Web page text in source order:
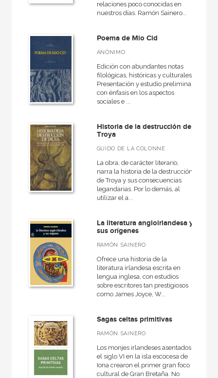
relaciones poco conocidas en
nuestros días. Ramón Sainero...
Poema de Mio Cid
ANÓNIMO
Edición con abundantes notas
filológicas, históricas y culturales.
Presentación y estudio preliminar
con énfasis en los aspectos
sociales e ...
Historia de la destrucción de
Troya
GUIDO DE LA COLONNE
La obra, de carácter literario,
narra la historia de la destrucción
de Troya y sus consecuencias
legandarias. Por lo demás, al
utilizar el a...
La literatura angloirlandesa y
sus orígenes
RAMÓN SAINERO
Ofrece una historia de la
literatura irlandesa escrita en
lengua inglesa, con estudios
sobre escritores tan prestigiosos
como James Joyce, W...
Sagas celtas primitivas
RAMÓN SAINERO
Los monjes irlandeses asentados
el siglo VI en la isla escocesa de
Iona crearon el primer gran foco
cultural de Gran Bretaña. No